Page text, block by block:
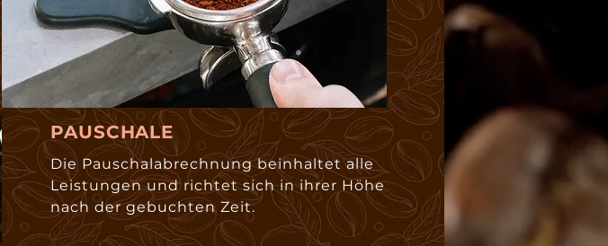
PAUSCHALE
Die Pauschalabrechnung beinhaltet alle
Leistungen und richtet sich in ihrer Höhe
nach der gebuchten Zeit.